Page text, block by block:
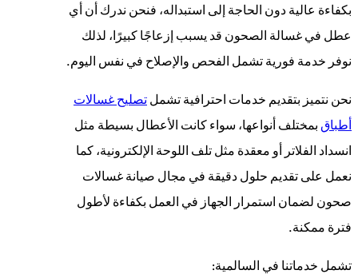
بكفاءة عالية دون الحاجة إلى استبداله، فنحن ندرك أن أي
عطل في غسالة الصحون قد يسبب إزعاجًا كبيرًا، لذلك
نوفر خدمة فورية تشمل الفحص والإصلاح في نفس اليوم.
نحن نتميز بتقديم خدمات احترافية تشمل تصليح غسالات
أطباقبمختلف أنواعها، سواء كانت الأعطال بسيطة مثل
انسداد الفلاتر أو معقدة مثل تلف اللوحة الإلكترونية، كما
نعمل على تقديم حلول دقيقة في مجال صيانة غسالات
صحون لضمان استمرار الجهاز في العمل بكفاءة لأطول
فترة ممكنة.
تشمل خدماتنا في السالمية: